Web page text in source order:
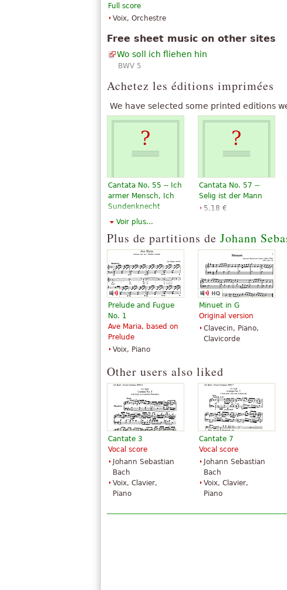
Full score
Voix, Orchestre
Free sheet music on other sites
Wo soll ich fliehen hin
BWV 5
Achetez les éditions imprimées
We have selected some printed editions
Cantata No. 55 -- Ich
armer Mensch, Ich
Sundenknecht
5,18 €
Alfred Publishing
Cantata No. 57 --
Selig ist der Mann
5,18 €
Voir plus...
Plus de partitions de Johann
Prelude and Fugue
No. 1
Ave Maria, based on
Prelude
Voix, Piano
Minuet in G
Original version
Clavecin, Piano,
Clavicorde
Other users also liked
Cantate 3
Vocal score
Johann Sebastian
Bach
Voix, Clavier,
Piano
Cantate 7
Vocal score
Johann Sebastian
Bach
Voix, Clavier,
Piano